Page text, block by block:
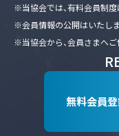
※当協会では、有料会員制度
※会員情報の公開はいたしま
※当協会から、会員さまへ
無料会員